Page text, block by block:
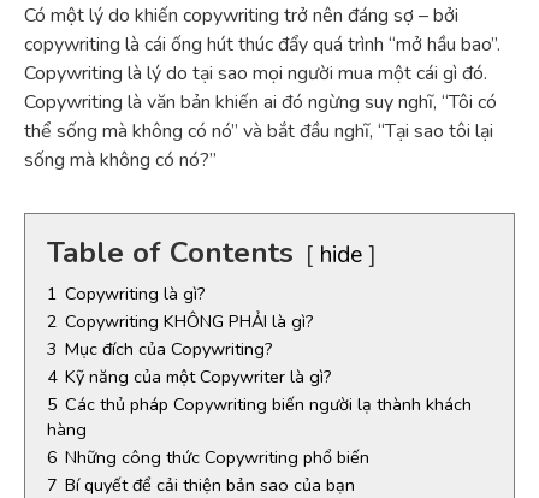
Có một lý do khiến copywriting trở nên đáng sợ – bởi
copywriting là cái ống hút thúc đẩy quá trình “mở hầu bao”.
Copywriting là lý do tại sao mọi người mua một cái gì đó.
Copywriting là văn bản khiến ai đó ngừng suy nghĩ, “Tôi có
thể sống mà không có nó” và bắt đầu nghĩ, “Tại sao tôi lại
sống mà không có nó?”
Table of Contents hide
1 Copywriting là gì?
2 Copywriting KHÔNG PHẢI là gì?
3 Mục đích của Copywriting?
4 Kỹ năng của một Copywriter là gì?
5 Các thủ pháp Copywriting biến người lạ thành khách
hàng
6 Những công thức Copywriting phổ biến
7 Bí quyết để cải thiện bản sao của bạn